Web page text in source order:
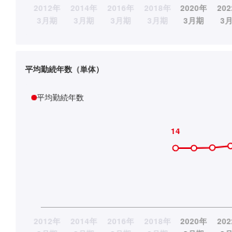
平均勤続年数（単体）
平均勤続年数